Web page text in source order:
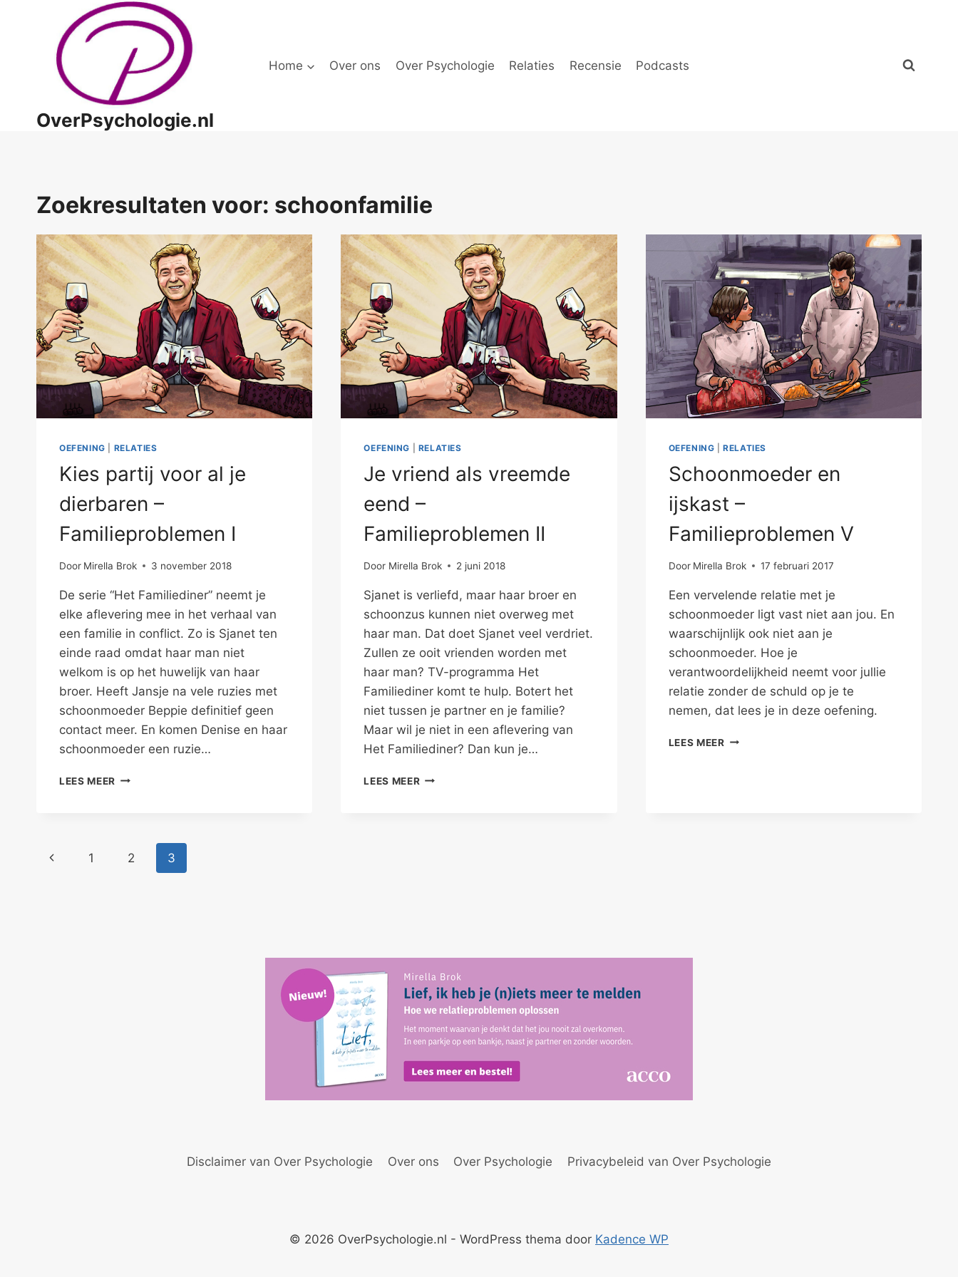
OverPsychologie.nl
Home Over ons Over Psychologie Relaties Recensie Podcasts
Zoekresultaten voor: schoonfamilie
OEFENING RELATIES
Kies partij voor al je
dierbaren –
Familieproblemen I
Door Mirella Brok 3 november 2018
De serie “Het Familiediner” neemt je
elke aflevering mee in het verhaal van
een familie in conflict. Zo is Sjanet ten
einde raad omdat haar man niet
welkom is op het huwelijk van haar
broer. Heeft Jansje na vele ruzies met
schoonmoeder Beppie definitief geen
contact meer. En komen Denise en haar
schoonmoeder een ruzie…
LEES MEER KIES
DIERBAREN
OEFENING RELATIES
Je vriend als vreemde
eend –
Familieproblemen II
Door Mirella Brok 2 juni 2018
Sjanet is verliefd, maar haar broer en
schoonzus kunnen niet overweg met
haar man. Dat doet Sjanet veel verdriet.
Zullen ze ooit vrienden worden met
haar man? TV-programma Het
Familiediner komt te hulp. Botert het
niet tussen je partner en je familie?
Maar wil je niet in een aflevering van
Het Familiediner? Dan kun je…
LEES MEERJE
OEFENING |RELATIES
Schoonmoeder en
ijskast –
Familieproblemen V
Door Mirella Brok 17 februari 2017
Een vervelende relatie met je
schoonmoeder ligt vast niet aan jou. En
waarschijnlijk ook niet aan je
schoonmoeder. Hoe je
verantwoordelijkheid neemt voor jullie
relatie zonder de schuld op je te
nemen, dat lees je in deze oefening.
LEES MEERSCHOONMOEDER
Paginanavigatie
Vorige
1 2 3
Disclaimer van Over Psychologie Over ons Over Psychologie Privacybeleid van Over Psychologie
© 2026 OverPsychologie.nl - WordPress thema door Kadence WP